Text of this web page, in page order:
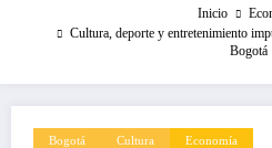
Inicio
Cultura, deporte y entretenimiento
Bogotá
Bogotá Cultura Economía